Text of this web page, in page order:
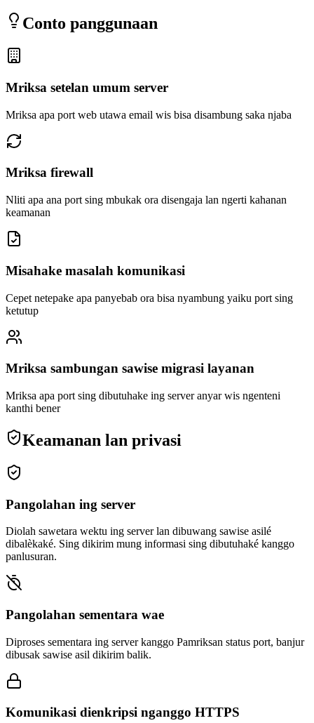
Conto panggunaan
Mriksa setelan umum server
Mriksa apa port web utawa email wis bisa disambung saka njaba
Mriksa firewall
Nliti apa ana port sing mbukak ora disengaja lan ngerti kahanan
keamanan
Misahake masalah komunikasi
Cepet netepake apa panyebab ora bisa nyambung yaiku port sing
ketutup
Mriksa sambungan sawise migrasi layanan
Mriksa apa port sing dibutuhake ing server anyar wis ngenteni
kanthi bener
Keamanan lan privasi
Pangolahan ing server
Diolah sawetara wektu ing server lan dibuwang sawise asilé
dibalèkaké. Sing dikirim mung informasi sing dibutuhaké kanggo
panlusuran.
Pangolahan sementara wae
Diproses sementara ing server kanggo Pamriksan status port, banjur
dibusak sawise asil dikirim balik.
Komunikasi dienkripsi nganggo HTTPS